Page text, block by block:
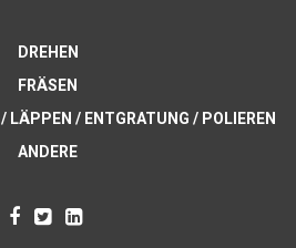
DREHEN
FRÄSEN
LÄPPEN / ENTGRATUNG / POLIEREN
ANDERE